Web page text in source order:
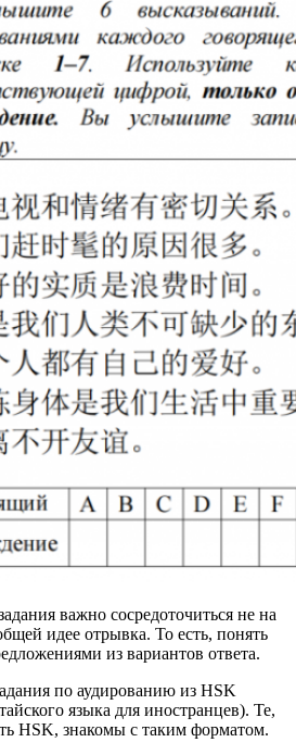
важно сосредоточиться не на
идее отрывка. То есть, понять
из вариантов ответа.
по аудированию из HSK
языка для иностранцев). Те,
HSK, знакомы с таким форматом.